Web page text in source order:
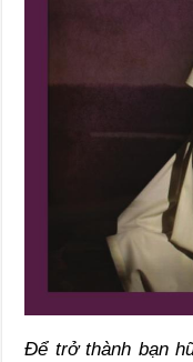
Để trở thành bạn